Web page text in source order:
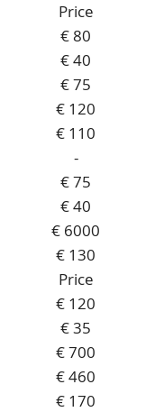
Price
€ 80
€ 40
€ 75
€ 120
€ 110
-
€ 75
€ 40
€ 6000
€ 130
Price
€ 120
€ 35
€ 700
€ 460
€ 170